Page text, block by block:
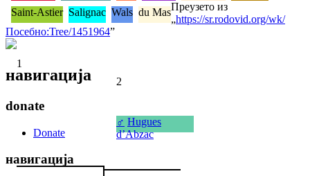
1
2
♂ Hugues
d’Abzac
Saint-Astier Salignac Wals du MasПреузето из
„https://sr.rodovid.org/wk/
Посебно:Tree/1451964”
навигација
donate
Donate
навигација